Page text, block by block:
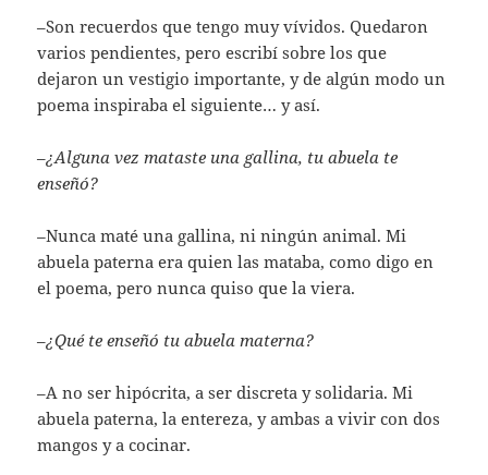
–Son recuerdos que tengo muy vívidos. Quedaron
varios pendientes, pero escribí sobre los que
dejaron un vestigio importante, y de algún modo un
poema inspiraba el siguiente… y así.
–¿Alguna vez mataste una gallina, tu abuela te
enseñó?
–Nunca maté una gallina, ni ningún animal. Mi
abuela paterna era quien las mataba, como digo en
el poema, pero nunca quiso que la viera.
–¿Qué te enseñó tu abuela materna?
–A no ser hipócrita, a ser discreta y solidaria. Mi
abuela paterna, la entereza, y ambas a vivir con dos
mangos y a cocinar.